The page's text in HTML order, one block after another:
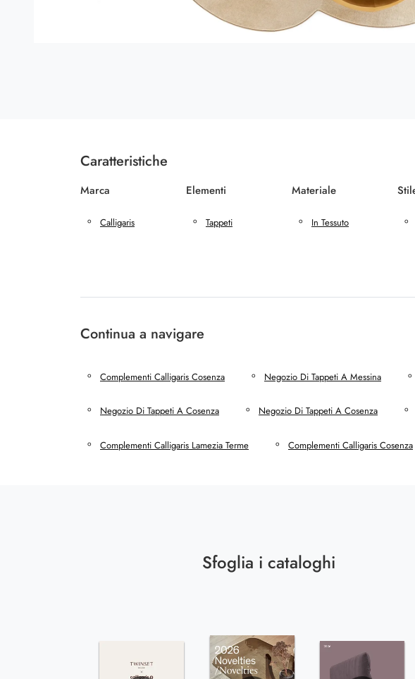
Caratteristiche
Marca
Calligaris
Elementi
Tappeti
Materiale
In Tessuto
Continua a navigare
Complementi Calligaris Cosenza Negozio Di Tappeti A Messina
Negozio Di Tappeti A Cosenza Negozio Di Tappeti A Cosenza
Complementi Calligaris Lamezia Terme Complementi Calligaris Cosenza
Sfoglia i cataloghi